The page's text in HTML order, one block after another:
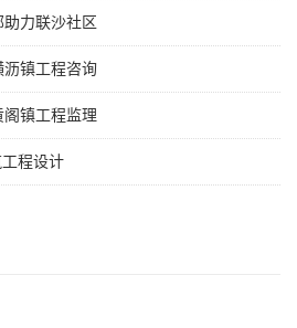
力联沙社区
镇工程咨询
镇工程监理
程设计